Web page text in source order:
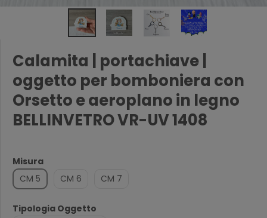
Calamita | portachiave |
oggetto per bomboniera con
Orsetto e aeroplano in legno
BELLINVETRO VR-UV 1408
Misura
CM 5
CM 6 CM 7
Tipologia Oggetto